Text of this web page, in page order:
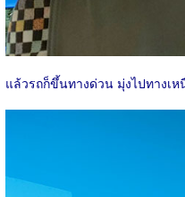
แล้วรถก็ขึ้นทางด่วน มุ่งไปทางเห